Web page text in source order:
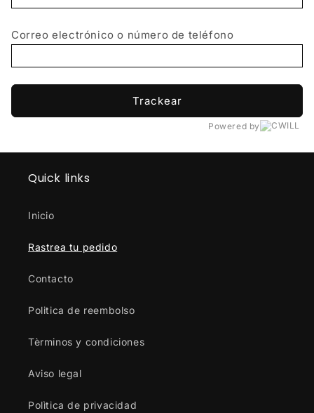
Correo electrónico o número de teléfono
Trackear
Powered by
Quick links
Inicio
Rastrea tu pedido
Contacto
Politica de reembolso
Tèrminos y condiciones
Aviso legal
Polìtica de privacidad